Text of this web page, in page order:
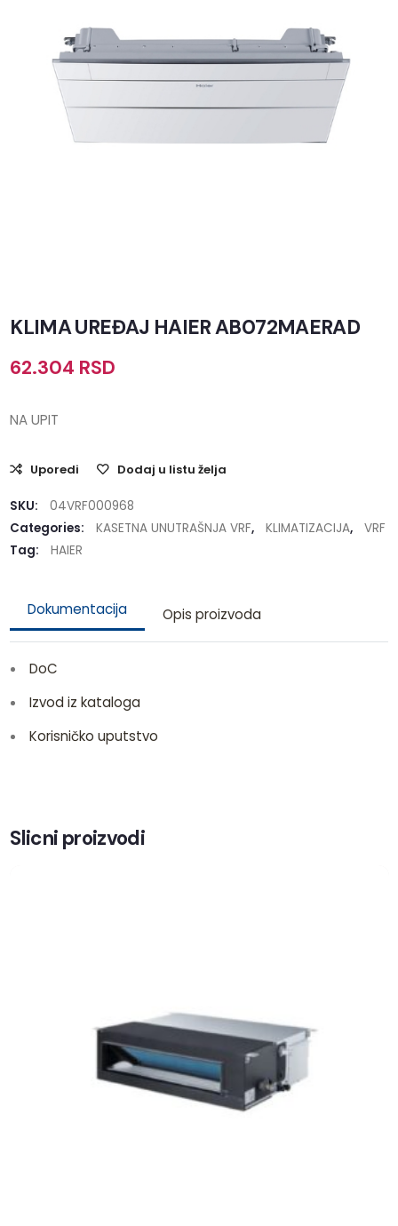
KLIMA UREĐAJ HAIER AB072MAERAD
62.304 RSD
NA UPIT
Uporedi Dodaj u listu želja
SKU:
04VRF000968
Categories:
KASETNA UNUTRAŠNJA VRF, KLIMATIZACIJA,
VRF
Tag:
HAIER
Dokumentacija Opis proizvoda
DoC
Izvod iz kataloga
Korisničko uputstvo
Slicni proizvodi